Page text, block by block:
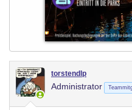
torstendlp
Administrator